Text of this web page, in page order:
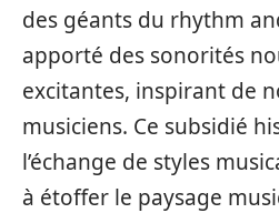
des géants du rhythm
apporté des sonorités
excitantes, inspirant de
musiciens. Ce subsidié
l’échange de styles
à étoffer le paysage